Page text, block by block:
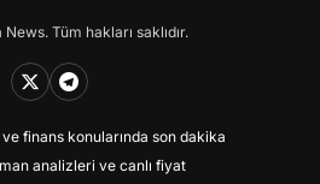
Tüm hakları saklıdır.
finans konularında son dakika
analizleri ve canlı fiyat